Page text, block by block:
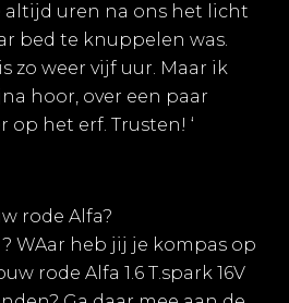
altijd uren na ons het licht
bed te knuppelen was.
zo weer vijf uur. Maar ik
hoor, over een paar
het erf. Trusten! ‘
rode Alfa?
WAar heb jij je kompas op
rode Alfa 1.6 T.spark 16V